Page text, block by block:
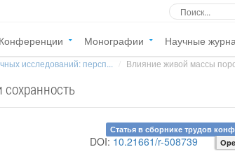
Конференции Монографии Научные
исследований: персп... Влияние живой массы
Статья в сборнике трудов
DOI: 10.21661/r-508739